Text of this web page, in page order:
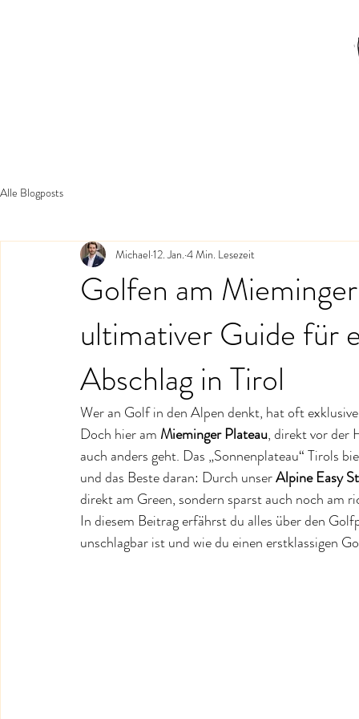
Alle Blogposts
Golfen am
ultimativer Guide für
Abschlag in Tirol
Michael 12. Jan. 4 Min. Lesezeit
Wer an Golf in den Alpen denkt, hat oft
Doch hier am Mieminger Plateau, direkt vor der
auch anders geht. Das „Sonnenplateau“ Tirols
und das Beste daran: Durch unser Alpine Easy
direkt am Green, sondern sparst auch noch am
In diesem Beitrag erfährst du alles über den
unschlagbar ist und wie du einen erstklassigen